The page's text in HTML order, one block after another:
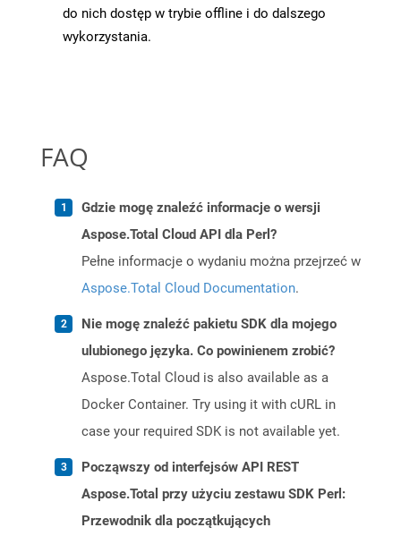
do nich dostęp w trybie offline i do dalszego
wykorzystania.
FAQ
Gdzie mogę znaleźć informacje o wersji
Aspose.Total Cloud API dla Perl?
Pełne informacje o wydaniu można przejrzeć w
Aspose.Total Cloud Documentation.
Nie mogę znaleźć pakietu SDK dla mojego
ulubionego języka. Co powinienem zrobić?
Aspose.Total Cloud is also available as a
Docker Container. Try using it with cURL in
case your required SDK is not available yet.
Począwszy od interfejsów API REST
Aspose.Total przy użyciu zestawu SDK Perl:
Przewodnik dla początkujących